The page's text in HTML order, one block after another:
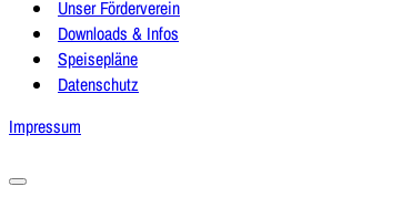
Unser Förderverein
Downloads & Infos
Speisepläne
Datenschutz
Impressum
Navigationsmenü